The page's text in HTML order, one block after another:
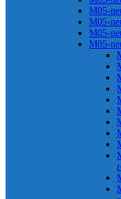
M05-
M05-
M05-
M05-